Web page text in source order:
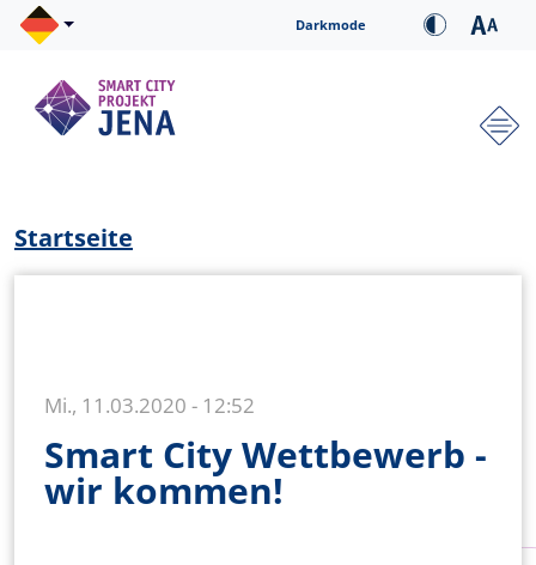
Direkt zum Inhalt Darkmode
Pfadnavigation
Startseite
Mi., 11.03.2020 - 12:52
Smart City Wettbewerb -
wir kommen!
Cookie-Einstellungen